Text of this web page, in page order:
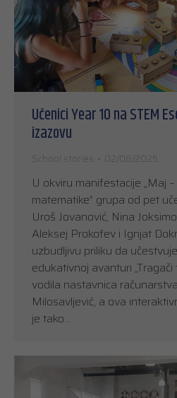
Učenici Year 10 na STEM
izazovu
School stories 02/06/2025
U okviru manifestacije „Maj
matematike” grupa od pet
Uroš Jovanović, Nina
Aleksej Prokofev i Ignjat
uzbudljivu priliku da
edukativnoj avanturi
vodila nastavnica
Milosavljević, a ova
je tako…